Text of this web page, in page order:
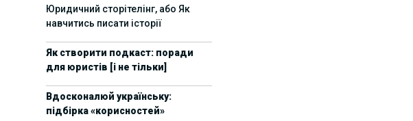
05/11/2025 11 листопада пройде
вебінар “AI-агенти: прайвесі, IP
та комплаєнс ризики”
31/10/20258 листопада пройде
Форум молодих юристів України
2025
Юридичний сторітелінг, або Як
навчитись писати історії
Як створити подкаст: поради
для юристів [і не тільки]
Вдосконалюй українську:
підбірка «корисностей»